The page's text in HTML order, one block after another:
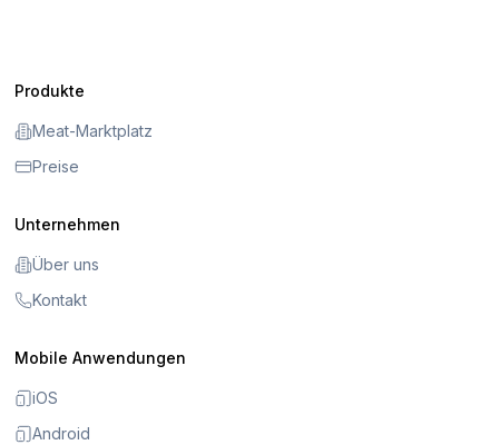
Produkte
Meat-Marktplatz
Preise
Unternehmen
Über uns
Kontakt
Mobile Anwendungen
iOS
Android